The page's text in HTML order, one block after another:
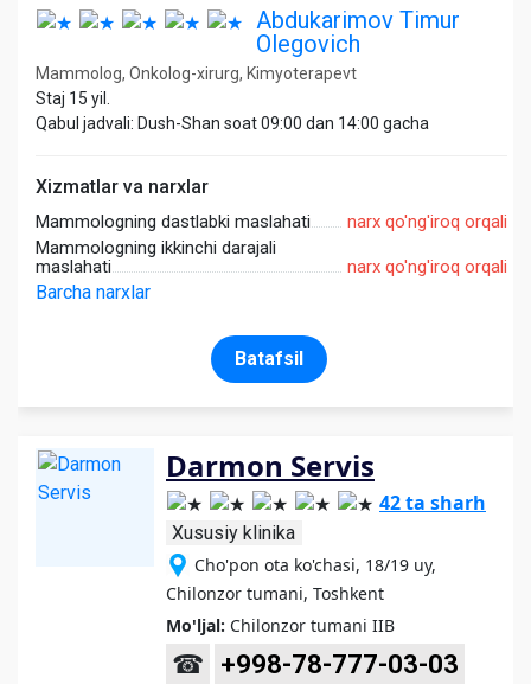
Abdukarimov Timur
Olegovich
Mammolog, Onkolog-xirurg, Kimyoterapevt
Staj 15 yil.
Qabul jadvali: Dush-Shan soat 09:00 dan 14:00 gacha
Xizmatlar va narxlar
Mammologning dastlabki maslahati
narx qo'ng'iroq orqali
Mammologning ikkinchi darajali
maslahati
narx qo'ng'iroq orqali
Barcha narxlar
Batafsil
Darmon Servis
42 ta sharh
Xususiy klinika
Cho'pon ota ko'chasi, 18/19 uy,
Chilonzor tumani, Toshkent
Mo'ljal: Chilonzor tumani IIB
☎
+998-78-777-03-03